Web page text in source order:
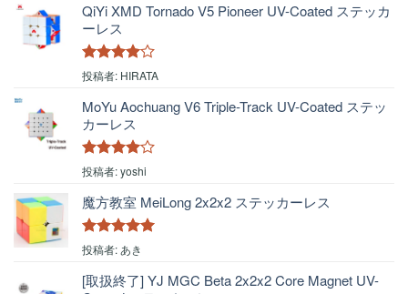
QiYi XMD Tornado V5 Pioneer UV-Coated ステッカ
ーレス
5段階中4
投稿者: HIRATA
MoYu Aochuang V6 Triple-Track UV-Coated ステッ
カーレス
5段階中4
の評価
投稿者: yoshi
魔方教室 MeiLong 2x2x2 ステッカーレス
5段階中5
投稿者: あき
[取扱終了] YJ MGC Beta 2x2x2 Core Magnet UV-